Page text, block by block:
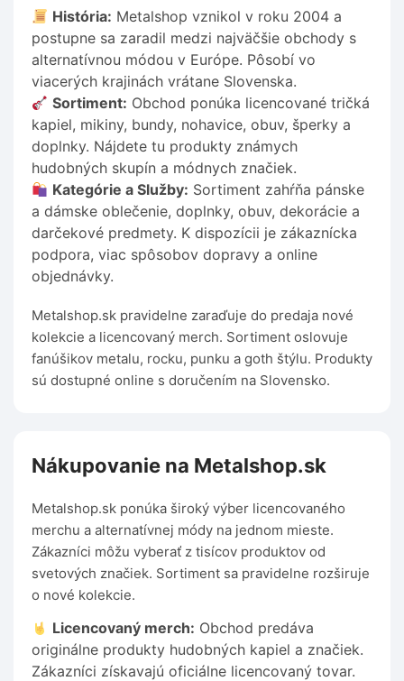
História: Metalshop vznikol v roku 2004 a
postupne sa zaradil medzi najväčšie obchody s
alternatívnou módou v Európe. Pôsobí vo
viacerých krajinách vrátane Slovenska.
Sortiment: Obchod ponúka licencované tričká
kapiel, mikiny, bundy, nohavice, obuv, šperky a
doplnky. Nájdete tu produkty známych
hudobných skupín a módnych značiek.
Kategórie a Služby: Sortiment zahŕňa pánske
a dámske oblečenie, doplnky, obuv, dekorácie a
darčekové predmety. K dispozícii je zákaznícka
podpora, viac spôsobov dopravy a online
objednávky.
Metalshop.sk pravidelne zaraďuje do predaja nové
kolekcie a licencovaný merch. Sortiment oslovuje
fanúšikov metalu, rocku, punku a goth štýlu. Produkty
sú dostupné online s doručením na Slovensko.
Nákupovanie na Metalshop.sk
Metalshop.sk ponúka široký výber licencovaného
merchu a alternatívnej módy na jednom mieste.
Zákazníci môžu vyberať z tisícov produktov od
svetových značiek. Sortiment sa pravidelne rozširuje
o nové kolekcie.
Licencovaný merch: Obchod predáva
originálne produkty hudobných kapiel a značiek.
Zákazníci získavajú oficiálne licencovaný tovar.